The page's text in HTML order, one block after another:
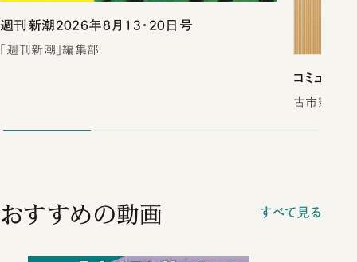
週刊新潮2026年8月13・20日号
「週刊新潮」編集部
コミュ力
古市憲寿
おすすめの動画 すべて見る